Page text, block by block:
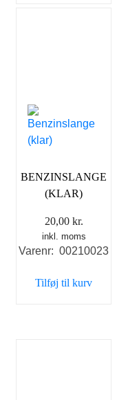
BENZINSLANGE
(KLAR)
20,00 kr.
inkl. moms
Varenr: 00210023
Tilføj til kurv